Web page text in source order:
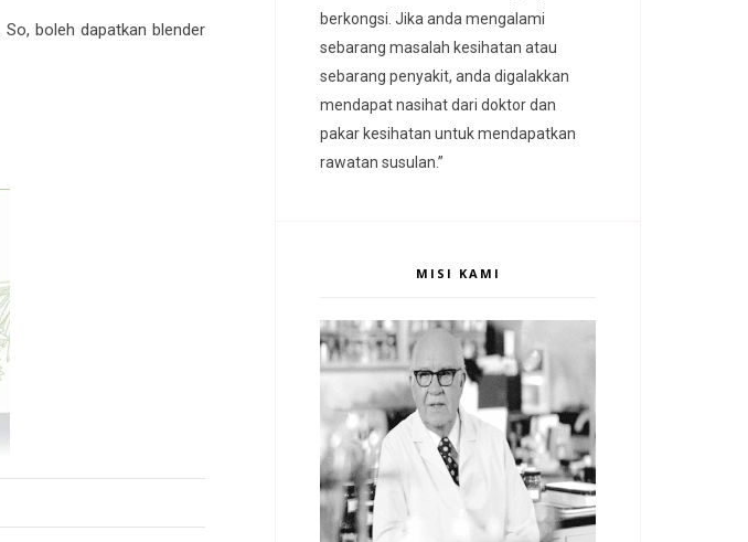
So, boleh dapatkan blender
berkongsi. Jika anda mengalami
sebarang masalah kesihatan atau
sebarang penyakit, anda digalakkan
mendapat nasihat dari doktor dan
pakar kesihatan untuk mendapatkan
rawatan susulan.”
MISI KAMI